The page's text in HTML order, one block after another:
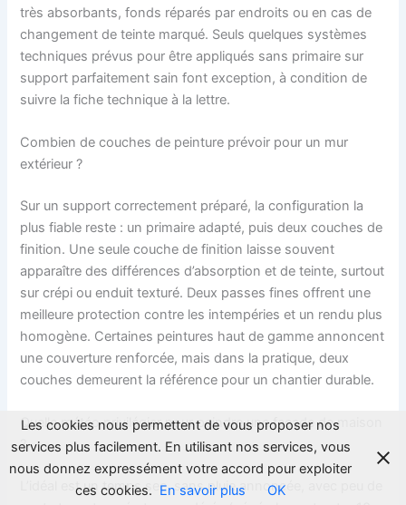
très absorbants, fonds réparés par endroits ou en cas de
changement de teinte marqué. Seuls quelques systèmes
techniques prévus pour être appliqués sans primaire sur
support parfaitement sain font exception, à condition de
suivre la fiche technique à la lettre.
Combien de couches de peinture prévoir pour un mur
extérieur ?
Sur un support correctement préparé, la configuration la
plus fiable reste : un primaire adapté, puis deux couches de
finition. Une seule couche de finition laisse souvent
apparaître des différences d’absorption et de teinte, surtout
sur crépi ou enduit texturé. Deux passes fines offrent une
meilleure protection contre les intempéries et un rendu plus
homogène. Certaines peintures haut de gamme annoncent
une couverture renforcée, mais dans la pratique, deux
couches demeurent la référence pour un chantier durable.
Quelle météo privilégier pour peindre une façade de maison
?
L’idéal est un temps sec, sans pluie annoncée, avec peu de
Les cookies nous permettent de vous proposer nos
services plus facilement. En utilisant nos services, vous
nous donnez expressément votre accord pour exploiter
ces cookies. En savoir plus OK